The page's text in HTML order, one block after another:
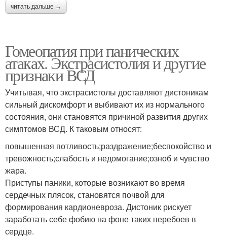
читать дальше →
Гомеопатия при панических
атаках. Экстрасистолия и другие
признаки ВСД
Учитывая, что экстрасистолы доставляют дистоникам
сильный дискомфорт и выбивают их из нормального
состояния, они становятся причиной развития других
симптомов ВСД. К таковым относят:
повышенная потливость;раздражение;беспокойство и
тревожность;слабость и недомогание;озноб и чувство
жара.
Приступы паники, которые возникают во время
сердечных плясок, становятся почвой для
формирования кардионевроза. Дистоник рискует
заработать себе фобию на фоне таких перебоев в
сердце.